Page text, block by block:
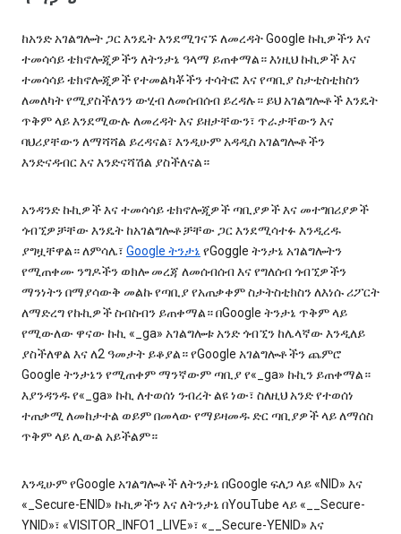
ከአንድ አገልግሎት ጋር እንዴት እንደሚገናኙ ለመረዳት Google ኩኪዎችን እና
ተመሳሳይ ቴክኖሎጂዎችን ለትንታኔ ዓላማ ይጠቀማል። እነዚህ ኩኪዎች እና
ተመሳሳይ ቴክኖሎጂዎች የተመልካቾችን ተሳትፎ እና የጣቢያ ስታቲስቲክስን
ለመለካት የሚያስችለንን ውሂብ ለመሰብሰብ ይረዳሉ። ይህ አገልግሎቶች እንዴት
ጥቅም ላይ እንደሚውሉ ለመረዳት እና ይዘታቸውን፣ ጥራታቸውን እና
ባህሪያቸውን ለማሻሻል ይረዳናል፣ እንዲሁም አዳዲስ አገልግሎቶችን
እንድናዳብር እና እንድናሻሽል ያስችለናል።
አንዳንድ ኩኪዎች እና ተመሳሳይ ቴክኖሎጂዎች ጣቢያዎች እና መተግበሪያዎች
ጎብኚዎቻቸው እንዴት ከአገልግሎቶቻቸው ጋር እንደሚሳተፉ እንዲረዱ
ያግዟቸዋል። ለምሳሌ፣ Google ትንታኔ የGoggle ትንታኔ አገልግሎትን
የሚጠቀሙ ንግዶችን ወክሎ መረጃ ለመሰብሰብ እና የግለሰብ ጎብኚዎችን
ማንነትን በማያሳውቅ መልኩ የጣቢያ የአጠቃቀም ስታትስቲክስን ለእነሱ ሪፖርት
ለማድረግ የኩኪዎች ስብስብን ይጠቀማል። በGoogle ትንታኔ ጥቅም ላይ
የሚውለው ዋናው ኩኪ «_ga» አገልግሎቱ አንድ ጎብኚን ከሌላኛው እንዲለይ
ያስችለዋል እና ለ2 ዓመታት ይቆያል። የGoogle አገልግሎቶችን ጨምሮ
Google ትንታኔን የሚጠቀም ማንኛውም ጣቢያ የ«_ga» ኩኪን ይጠቀማል።
እያንዳንዱ የ«_ga» ኩኪ ለተወሰነ ንብረት ልዩ ነው፣ ስለዚህ አንድ የተወሰነ
ተጠቃሚ ለመከታተል ወይም በመላው የማይዛመዱ ድር ጣቢያዎች ላይ ለማሰስ
ጥቅም ላይ ሊውል አይችልም።
እንዲሁም የGoogle አገልግሎቶች ለትንታኔ በGoogle ፍለጋ ላይ «NID» እና
«_Secure-ENID» ኩኪዎችን እና ለትንታኔ በYouTube ላይ «__Secure-
YNID»፣ «VISITOR_INFO1_LIVE»፣ «__Secure-YENID» እና